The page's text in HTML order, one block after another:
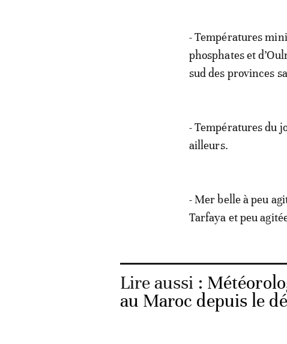
- Températures
phosphates et
sud des provinces
- Températures du
ailleurs.
- Mer belle à peu
Tarfaya et peu
Lire aussi :
au Maroc depuis le